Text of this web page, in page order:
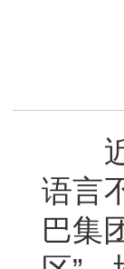
近
语言
巴集